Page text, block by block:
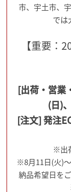
市、宇土市、
では
【重要：
[出荷・営業
(日)
[注文] 発注
※出
※8月11日(火)
納品希望日を